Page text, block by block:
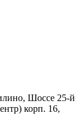
Шоссе 25-й
корп. 16,